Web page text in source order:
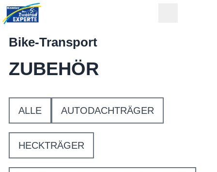
Bike-Transport
ZUBEHÖR
ALLE AUTODACHTRÄGER
HECKTRÄGER